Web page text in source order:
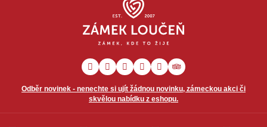
Odběr novinek - nenechte si ujít žádnou novinku, zámeckou akci či
skvělou nabídku z eshopu.